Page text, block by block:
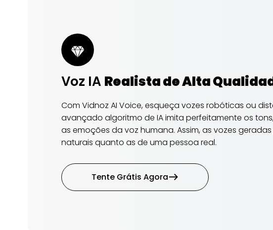
Voz IA Realista de Alta
Com Vidnoz AI Voice, esqueça vozes robóticas ou
avançado algoritmo de IA imita perfeitamente os
as emoções da voz humana. Assim, as vozes
naturais quanto as de uma pessoa real.
Tente Grátis Agora